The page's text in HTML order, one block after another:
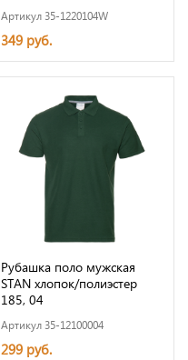
Артикул 35-1220104W
349 руб.
Рубашка поло мужская
STAN хлопок/полиэстер
185, 04
Артикул 35-12100004
299 руб.